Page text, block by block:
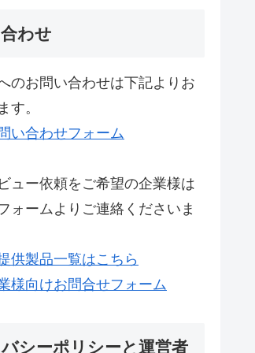
わせ
のお問い合わせは下記よりお
す。
い合わせフォーム
ュー依頼をご希望の企業様は
ォームよりご連絡くださいま
供製品一覧はこちら
様向けお問合せフォーム
シーポリシーと運営者